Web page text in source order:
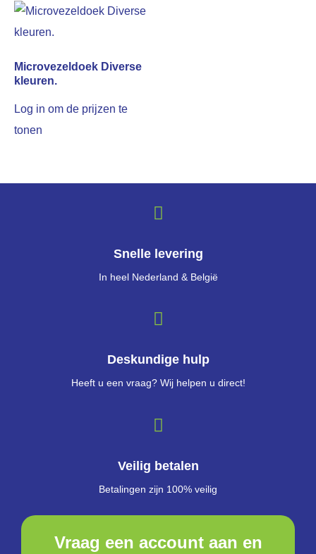
Microvezeldoek Diverse
kleuren.
Log in om de prijzen te
tonen
Snelle levering
In heel Nederland & België
Deskundige hulp
Heeft u een vraag? Wij helpen u direct!
Veilig betalen
Betalingen zijn 100% veilig
Vraag een account aan en